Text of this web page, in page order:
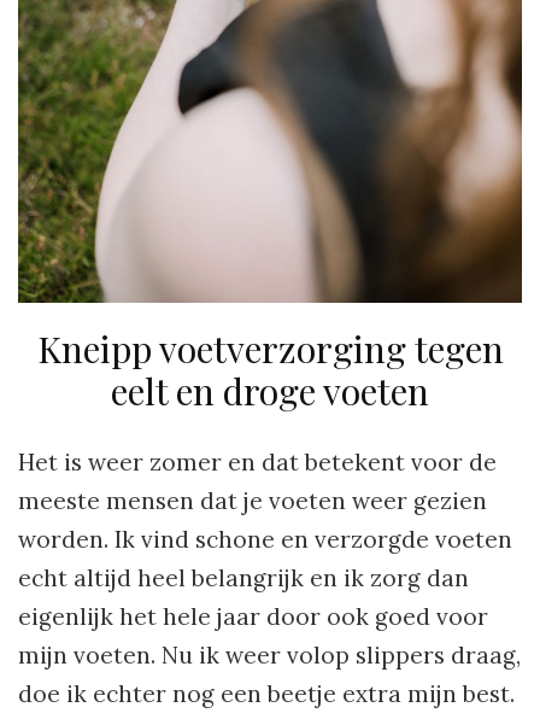
Kneipp voetverzorging tegen
eelt en droge voeten
Het is weer zomer en dat betekent voor de
meeste mensen dat je voeten weer gezien
worden. Ik vind schone en verzorgde voeten
echt altijd heel belangrijk en ik zorg dan
eigenlijk het hele jaar door ook goed voor
mijn voeten. Nu ik weer volop slippers draag,
doe ik echter nog een beetje extra mijn best.